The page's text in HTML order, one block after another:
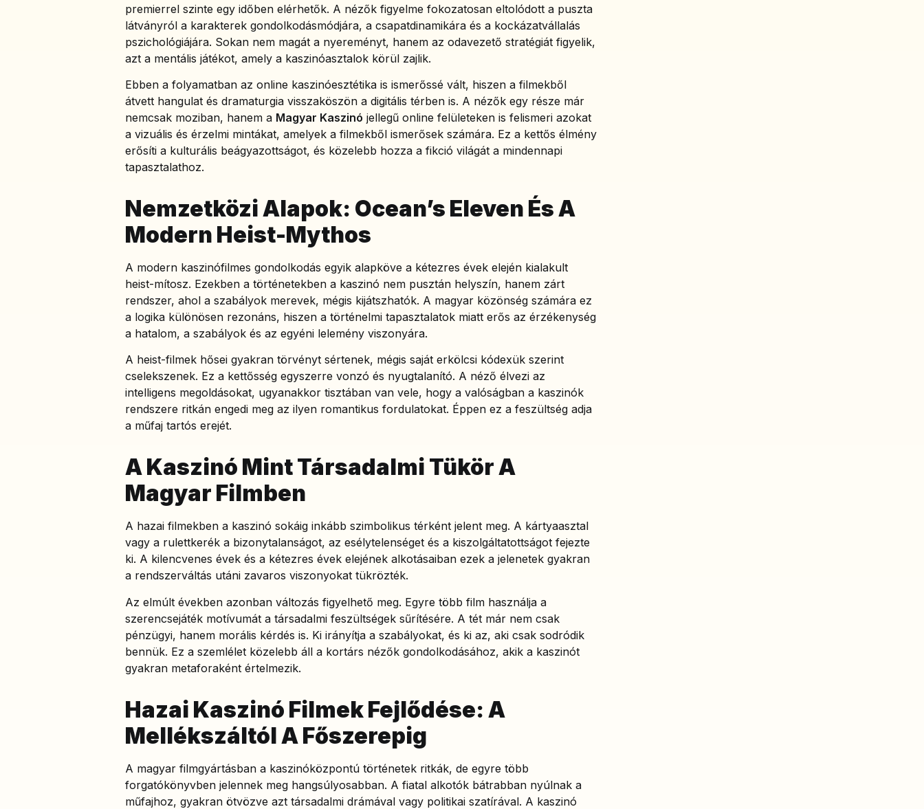
premierrel szinte egy időben elérhetők. A nézők figyelme fokozatosan eltolódott a puszta
látványról a karakterek gondolkodásmódjára, a csapatdinamikára és a kockázatvállalás
pszichológiájára. Sokan nem magát a nyereményt, hanem az odavezető stratégiát figyelik,
azt a mentális játékot, amely a kaszinóasztalok körül zajlik.
Ebben a folyamatban az online kaszinóesztétika is ismerőssé vált, hiszen a filmekből
átvett hangulat és dramaturgia visszaköszön a digitális térben is. A nézők egy része már
nemcsak moziban, hanem a Magyar Kaszinó jellegű online felületeken is felismeri azokat
a vizuális és érzelmi mintákat, amelyek a filmekből ismerősek számára. Ez a kettős élmény
erősíti a kulturális beágyazottságot, és közelebb hozza a fikció világát a mindennapi
tapasztalathoz.
Nemzetközi Alapok: Ocean’s Eleven És A
Modern Heist-Mythos
A modern kaszinófilmes gondolkodás egyik alapköve a kétezres évek elején kialakult
heist-mítosz. Ezekben a történetekben a kaszinó nem pusztán helyszín, hanem zárt
rendszer, ahol a szabályok merevek, mégis kijátszhatók. A magyar közönség számára ez
a logika különösen rezonáns, hiszen a történelmi tapasztalatok miatt erős az érzékenység
a hatalom, a szabályok és az egyéni lelemény viszonyára.
A heist-filmek hősei gyakran törvényt sértenek, mégis saját erkölcsi kódexük szerint
cselekszenek. Ez a kettősség egyszerre vonzó és nyugtalanító. A néző élvezi az
intelligens megoldásokat, ugyanakkor tisztában van vele, hogy a valóságban a kaszinók
rendszere ritkán engedi meg az ilyen romantikus fordulatokat. Éppen ez a feszültség adja
a műfaj tartós erejét.
A Kaszinó Mint Társadalmi Tükör A
Magyar Filmben
A hazai filmekben a kaszinó sokáig inkább szimbolikus térként jelent meg. A kártyaasztal
vagy a rulettkerék a bizonytalanságot, az esélytelenséget és a kiszolgáltatottságot fejezte
ki. A kilencvenes évek és a kétezres évek elejének alkotásaiban ezek a jelenetek gyakran
a rendszerváltás utáni zavaros viszonyokat tükrözték.
Az elmúlt években azonban változás figyelhető meg. Egyre több film használja a
szerencsejáték motívumát a társadalmi feszültségek sűrítésére. A tét már nem csak
pénzügyi, hanem morális kérdés is. Ki irányítja a szabályokat, és ki az, aki csak sodródik
bennük. Ez a szemlélet közelebb áll a kortárs nézők gondolkodásához, akik a kaszinót
gyakran metaforaként értelmezik.
Hazai Kaszinó Filmek Fejlődése: A
Mellékszáltól A Főszerepig
A magyar filmgyártásban a kaszinóközpontú történetek ritkák, de egyre több
forgatókönyvben jelennek meg hangsúlyosabban. A fiatal alkotók bátrabban nyúlnak a
műfajhoz, gyakran ötvözve azt társadalmi drámával vagy politikai szatírával. A kaszinó